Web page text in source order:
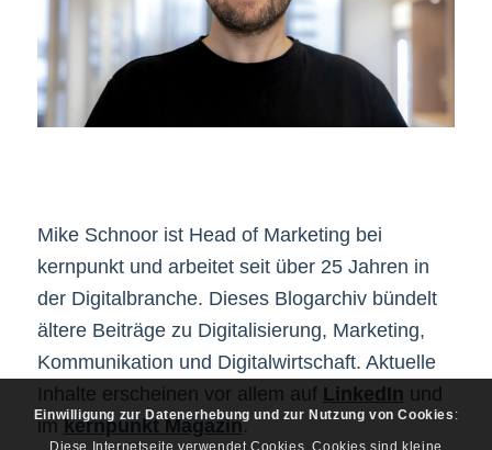
Mike Schnoor ist Head of Marketing bei
kernpunkt und arbeitet seit über 25 Jahren in
der Digitalbranche. Dieses Blogarchiv bündelt
ältere Beiträge zu Digitalisierung, Marketing,
Kommunikation und Digitalwirtschaft. Aktuelle
Inhalte erscheinen vor allem auf LinkedIn und
imkernpunkt Magazin.
Einwilligung zur Datenerhebung und zur Nutzung von Cookies :